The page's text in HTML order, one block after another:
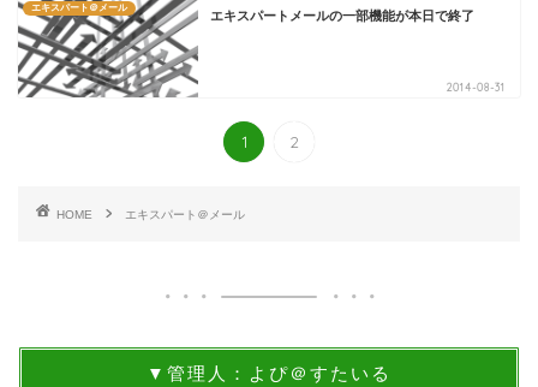
エキスパート＠メール
エキスパートメールの一部機能が本日で終了
2014-08-31
1 2
HOME エキスパート＠メール
▼管理人：よぴ＠すたいる